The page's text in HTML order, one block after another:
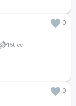
0
150 cc
0